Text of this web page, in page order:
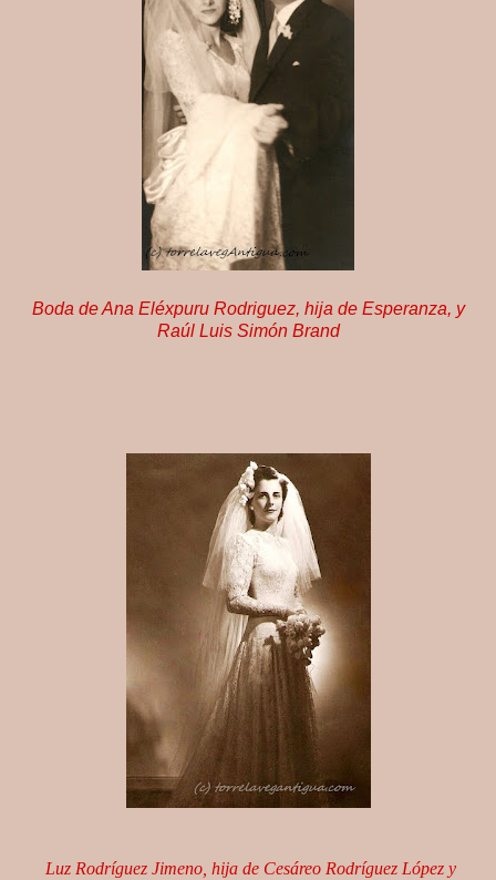
Boda de Ana Eléxpuru Rodriguez, hija de Esperanza, y
Raúl Luis Simón Brand
Luz Rodríguez Jimeno, hija de Cesáreo Rodríguez López y